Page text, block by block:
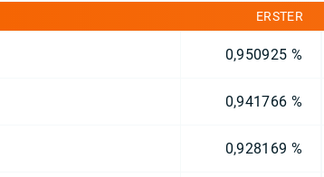
ERSTER
0,950925 %
0,941766 %
0,928169 %